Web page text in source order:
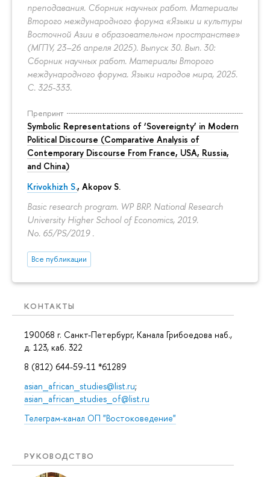
преподавания. Сборник научных работ. Материалы
Второго международного форума «Языки и культуры
Восточной Азии в образовательном пространстве»
(МГПУ, 23–26 апреля 2025). Выпуск 30. Вып. 30:
Сборник научных работ. Материалы Второго
международного форума. Языки народов мира, 2025.
С. 325-333.
Препринт
Symbolic Representations of ‘Sovereignty’ in Modern
Political Discourse (Comparative Analysis of
Contemporary Discourse From France, USA, Russia,
and China)
Krivokhizh S., Akopov S.
Basic research program. WP BRP. National Research
University Higher School of Economics, 2019.
No. 65/PS/2019 .
Все публикации
КОНТАКТЫ
190068 г. Санкт-Петербург, Канала Грибоедова наб.,
д. 123, каб. 322
8 (812) 644-59-11 *61289
asian_african_studies@list.ru;
asian_african_studies_of@list.ru
Телеграм-канал ОП "Востоковедение"
РУКОВОДСТВО